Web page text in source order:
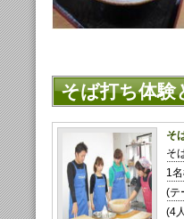
そば打ち体験
そ
そ
1
(テ
(4